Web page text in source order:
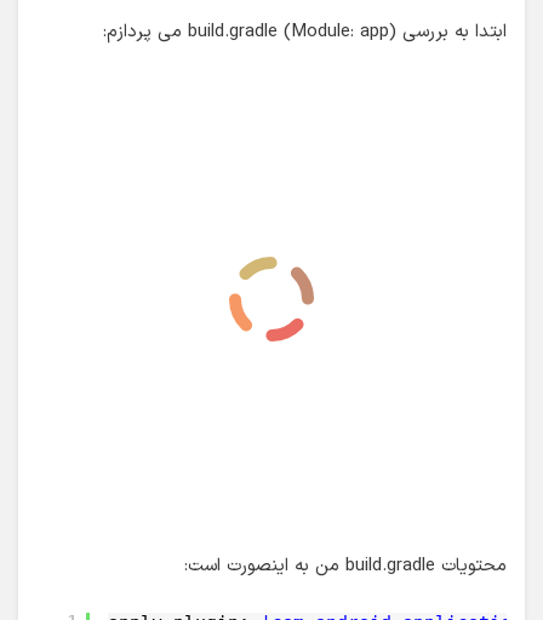
ابتدا به بررسی build.gradle (Module: app) می پردازم:
apply plugin: 'com.android.application'